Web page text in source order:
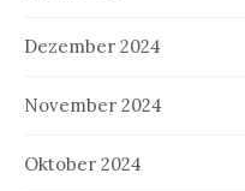
Dezember 2024
November 2024
Oktober 2024